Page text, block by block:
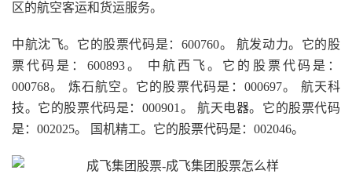
区的航空客运和货运服务。
中航沈飞。它的股票代码是：600760。 航发动力。它的股
票代码是：600893。 中航西飞。它的股票代码是：
000768。 炼石航空。它的股票代码是：000697。 航天科
技。它的股票代码是：000901。 航天电器。它的股票代码
是：002025。 国机精工。它的股票代码是：002046。